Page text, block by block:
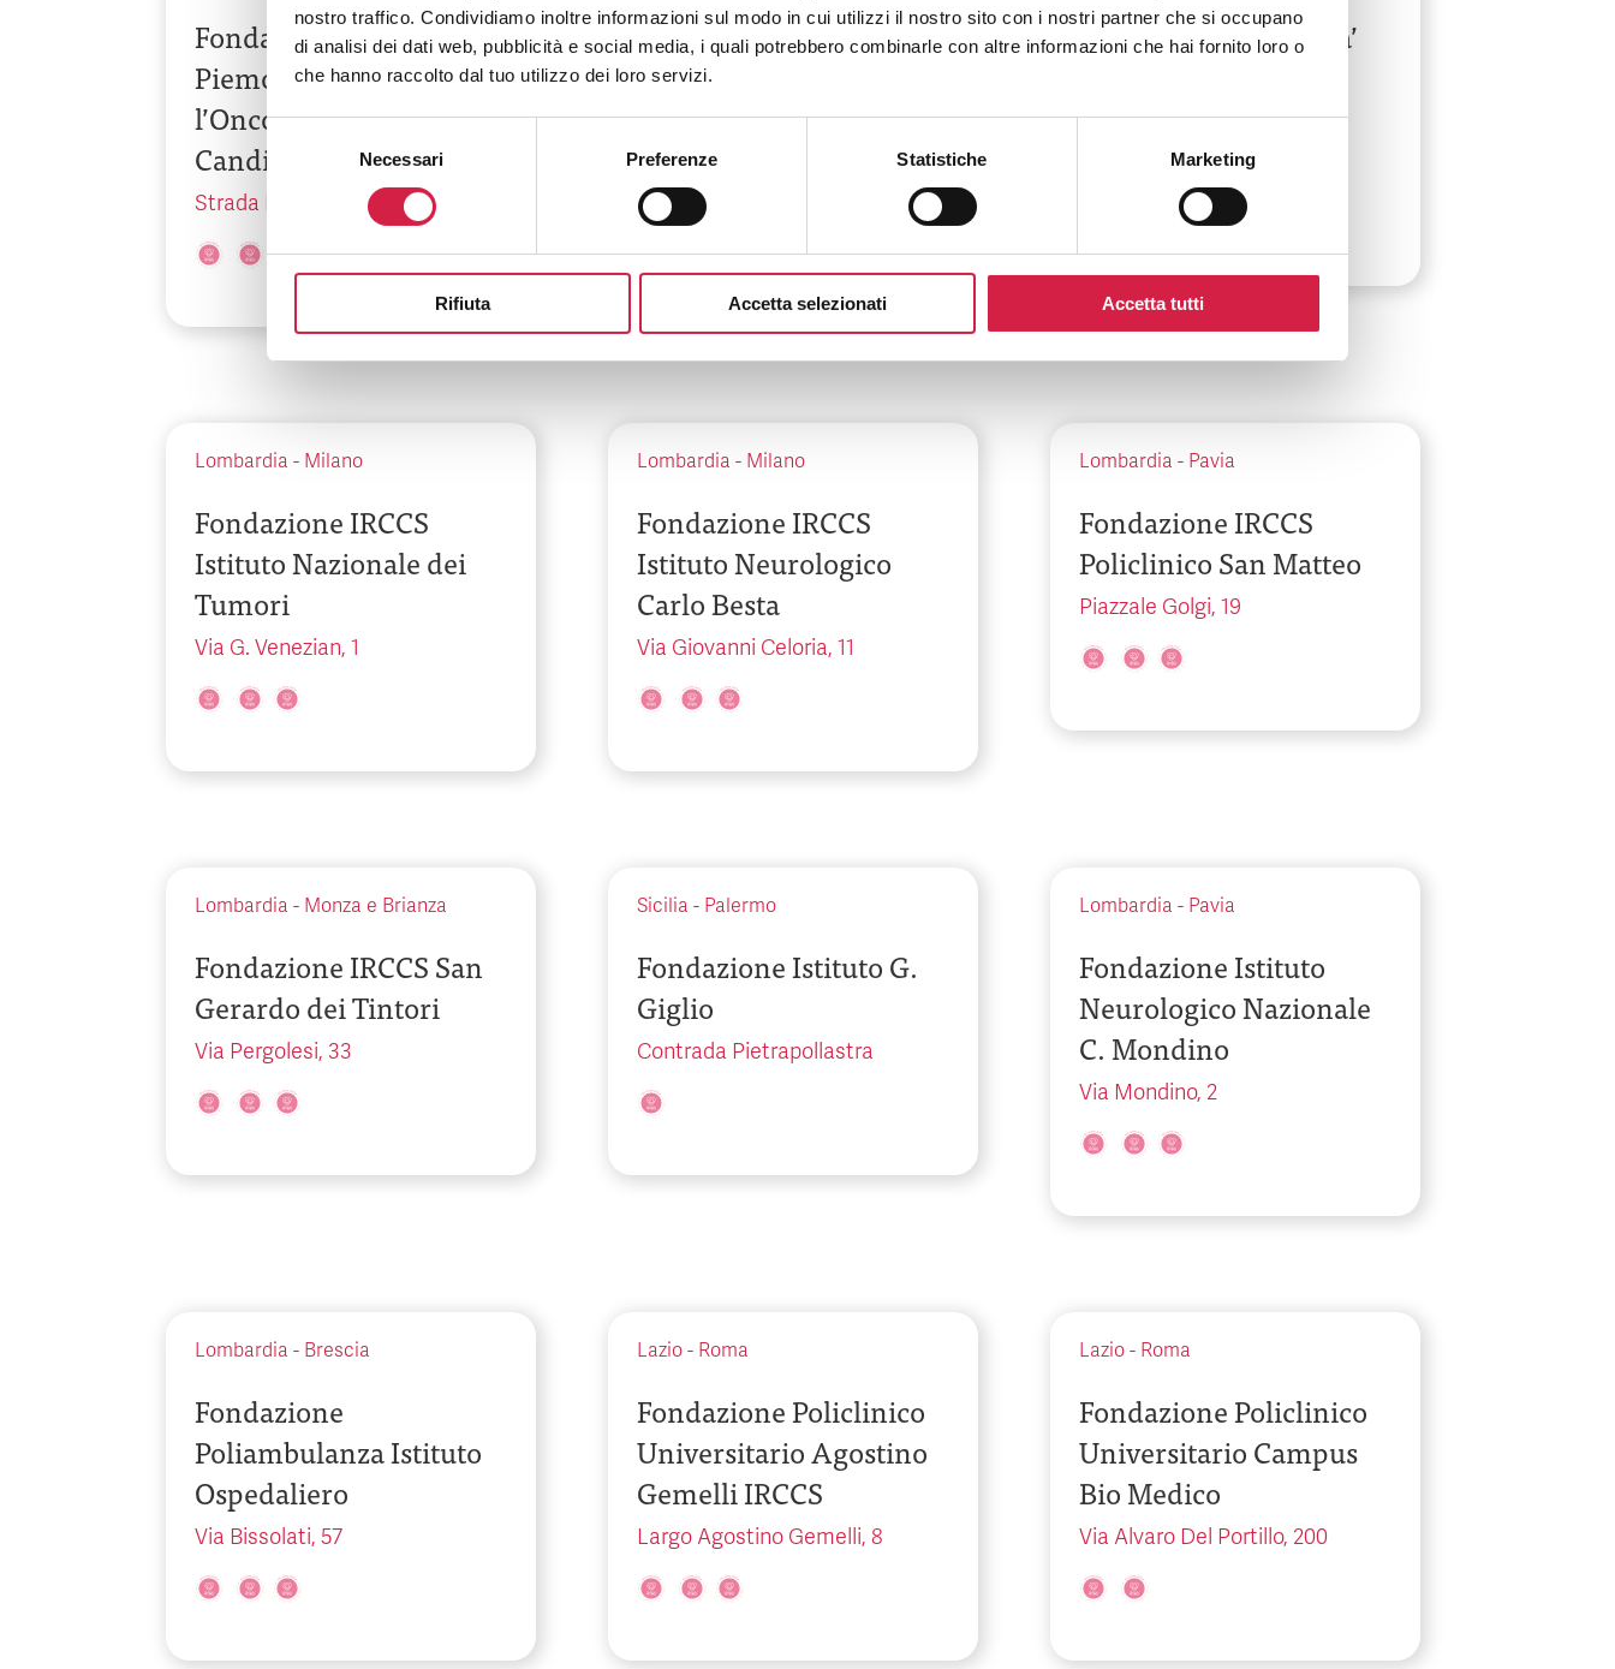
nostro traffico. Condividiamo inoltre informazioni sul modo in cui utilizzi il nostro sito con i nostri partner che si occupano
di analisi dei dati web, pubblicità e social media, i quali potrebbero combinarle con altre informazioni che hai fornito loro o
che hanno raccolto dal tuo utilizzo dei loro servizi.
Selezione
del
Necessari Preferenze Statistiche Marketing
Rifiuta Accetta selezionati Accetta tutti
Fondazione del
Piemonte per
l’Oncologia – IRCCS di
Candiolo
Strada Provinciale 142, km 3,95
Fondazione Evangelica
Betania
Via Argine, 604
Fondazione IRCCS Ca’
Maggiore Policlinico
Via Francesco Sforza, 28
Lombardia - Milano
Fondazione IRCCS
Istituto Nazionale dei
Tumori
Via G. Venezian, 1
Lombardia - Milano
Fondazione IRCCS
Istituto Neurologico
Carlo Besta
Via Giovanni Celoria, 11
Lombardia - Pavia
Fondazione IRCCS
Policlinico San Matteo
Piazzale Golgi, 19
Lombardia - Monza e Brianza
Fondazione IRCCS San
Gerardo dei Tintori
Via Pergolesi, 33
Sicilia - Palermo
Fondazione Istituto G.
Giglio
Contrada Pietrapollastra
Lombardia - Pavia
Fondazione Istituto
Neurologico Nazionale
C. Mondino
Via Mondino, 2
Lombardia - Brescia
Fondazione
Poliambulanza Istituto
Ospedaliero
Via Bissolati, 57
Lazio- Roma
Fondazione Policlinico
Universitario Agostino
Gemelli IRCCS
Largo Agostino Gemelli, 8
Lazio- Roma
Fondazione Policlinico
Universitario Campus
Bio Medico
Via Alvaro Del Portillo, 200